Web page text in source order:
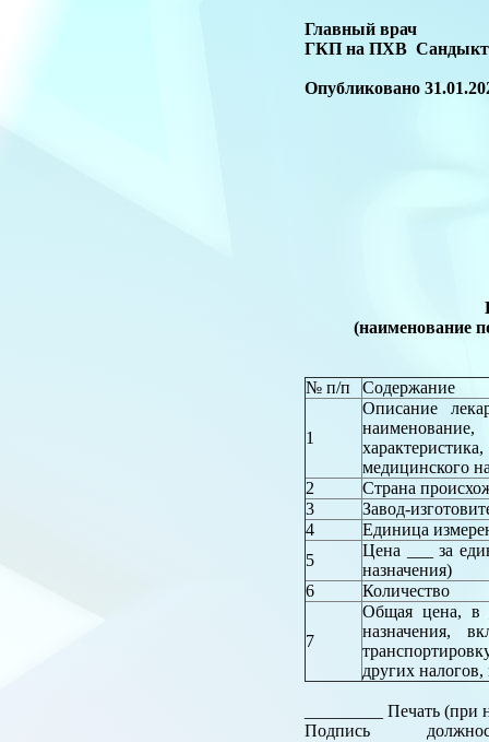
Главный врач
ГКП на ПХВ
Опубликовано
(наименование
№ п/п Содержание
1
Описание
медицинского
2
Страна
3
Завод-
4
Единица
5
Цена ___ за
назначения)
6
Количество
7
Общая цена, в
назначения,
других
_________ Печать
Подпись должность,